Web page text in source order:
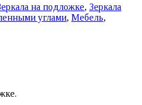
на подложке, Зеркала
углами, Мебель,